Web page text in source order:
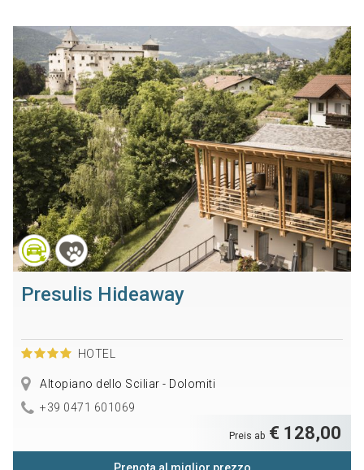
Presulis Hideaway
HOTEL
Altopiano dello Sciliar - Dolomiti
+39 0471 601069
Preis ab € 128,00